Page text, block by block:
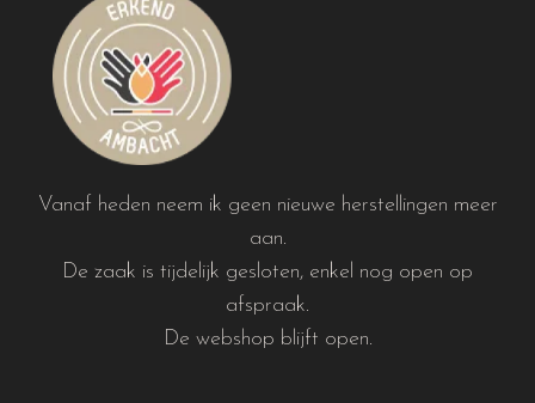
Vanaf heden neem ik geen nieuwe herstellingen meer
aan.
De zaak is tijdelijk gesloten, enkel nog open op
afspraak.
De webshop blijft open.